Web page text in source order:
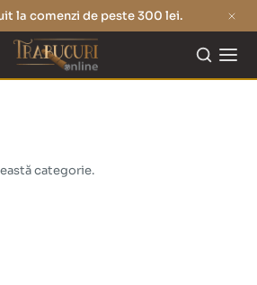
la comenzi de peste 300 lei.
categorie.